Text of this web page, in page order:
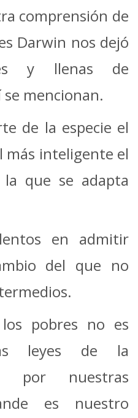
comprensión de
Darwin nos dejó
y llenas de
mencionan.
de la especie el
más inteligente el
la que se adapta
en admitir
del que no
pobres no es
leyes de la
por nuestras
es nuestro